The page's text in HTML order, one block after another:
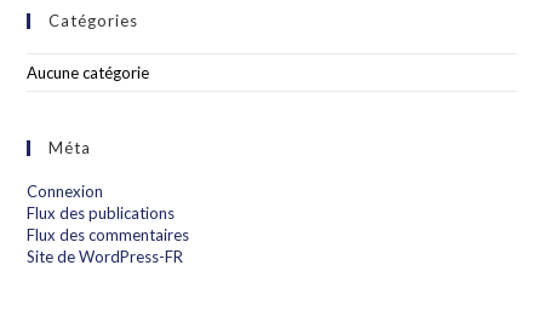
Catégories
Aucune catégorie
Méta
Connexion
Flux des publications
Flux des commentaires
Site de WordPress-FR